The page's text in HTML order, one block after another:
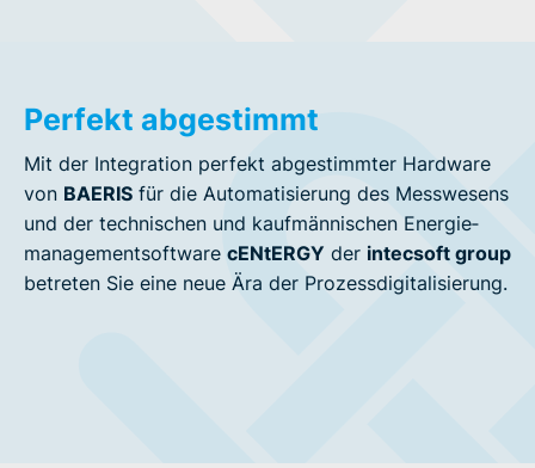
Perfekt abgestimmt
Mit der Integration perfekt abgestimmter Hardware
von BAERIS für die Automatisie­rung des Mess­wesens
und der tech­nischen und kauf­männischen Energie­
management­software cENtERGY der intecsoft group
betreten Sie eine neue Ära der Prozess­digitalisierung.